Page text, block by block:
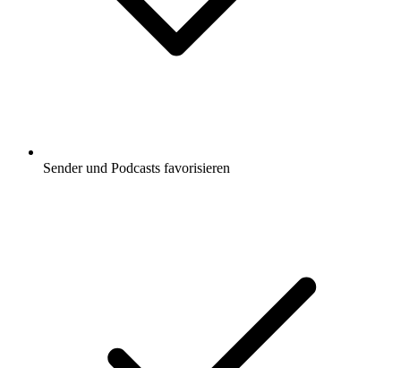
Sender und Podcasts favorisieren